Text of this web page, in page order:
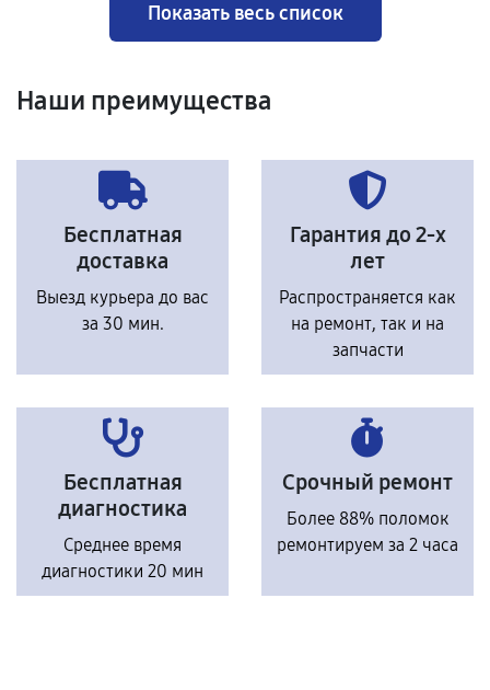
Показать весь список
Наши преимущества
Бесплатная
доставка
Выезд курьера до вас
за 30 мин.
Гарантия до 2-х
лет
Распространяется как
на ремонт, так и на
запчасти
Бесплатная
диагностика
Среднее время
диагностики 20 мин
Срочный ремонт
Более 88% поломок
ремонтируем за 2 часа